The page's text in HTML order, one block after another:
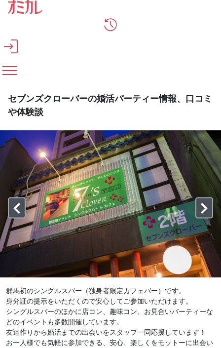
メインコンテンツへスキップ
セブンズクローバーの婚活パーティー情報、口コミ
や体験談
群馬初のシングルスバー（独身者限定カフェバー）です。
身分証の提示をいただくので安心してご参加いただけます。
シングルスバーのほかに店コン、趣味コン、お見合いパーティーな
どのイベントも多数開催しています。
友達作りから婚活までの出会いをスタッフ一同応援しています！
お一人様でも気軽に参加できる、安心、楽しくをモットーに出会い